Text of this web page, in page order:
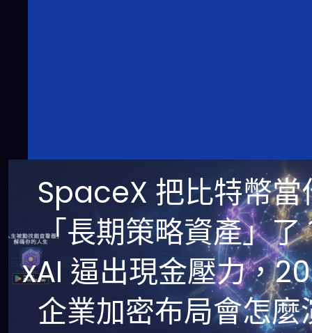
SpaceX 把比特幣當
「長期策略資產」了
xAI 逼出現金壓力，
企業加密布局會怎麼